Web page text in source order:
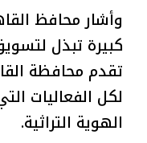
وأشار محافظ
كبيرة تبذل
تقدم محافظة
لكل الفعاليات
الهوية التراثية.